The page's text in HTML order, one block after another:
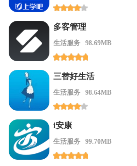
多客管理
生活服务 98.69MB
三替好生活
生活服务 98.64MB
i安康
生活服务 99.70MB